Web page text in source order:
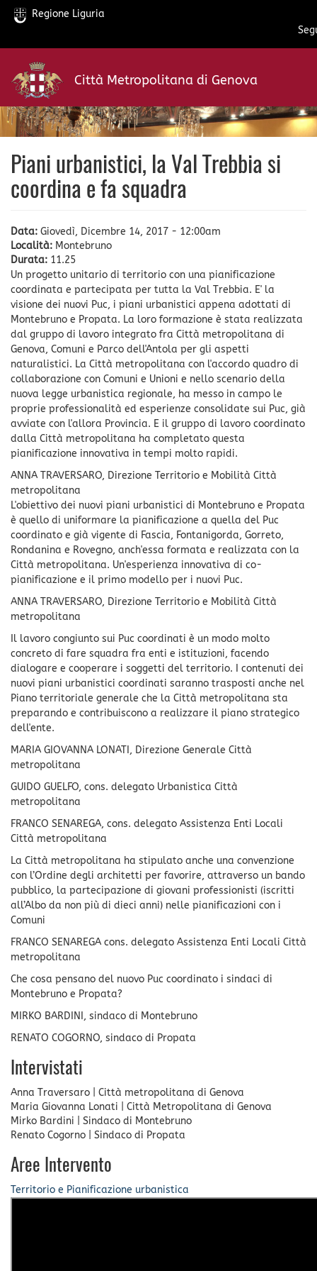
Salta
contenuto
principale
Regione Liguria
Città Metropolitana di Genova
Piani urbanistici, la Val Trebbia si
coordina e fa squadra
Data: Giovedì, Dicembre 14, 2017 - 12:00am
Località: Montebruno
Durata: 11.25
Un progetto unitario di territorio con una pianificazione
coordinata e partecipata per tutta la Val Trebbia. E' la
visione dei nuovi Puc, i piani urbanistici appena adottati di
Montebruno e Propata. La loro formazione è stata realizzata
dal gruppo di lavoro integrato fra Città metropolitana di
Genova, Comuni e Parco dell'Antola per gli aspetti
naturalistici. La Città metropolitana con l'accordo quadro di
collaborazione con Comuni e Unioni e nello scenario della
nuova legge urbanistica regionale, ha messo in campo le
proprie professionalità ed esperienze consolidate sui Puc, già
avviate con l'allora Provincia. E il gruppo di lavoro coordinato
dalla Città metropolitana ha completato questa
pianificazione innovativa in tempi molto rapidi.
ANNA TRAVERSARO, Direzione Territorio e Mobilità Città
metropolitana
L'obiettivo dei nuovi piani urbanistici di Montebruno e Propata
è quello di uniformare la pianificazione a quella del Puc
coordinato e già vigente di Fascia, Fontanigorda, Gorreto,
Rondanina e Rovegno, anch'essa formata e realizzata con la
Città metropolitana. Un'esperienza innovativa di co-
pianificazione e il primo modello per i nuovi Puc.
ANNA TRAVERSARO, Direzione Territorio e Mobilità Città
metropolitana
Il lavoro congiunto sui Puc coordinati è un modo molto
concreto di fare squadra fra enti e istituzioni, facendo
dialogare e cooperare i soggetti del territorio. I contenuti dei
nuovi piani urbanistici coordinati saranno trasposti anche nel
Piano territoriale generale che la Città metropolitana sta
preparando e contribuiscono a realizzare il piano strategico
dell'ente.
MARIA GIOVANNA LONATI, Direzione Generale Città
metropolitana
GUIDO GUELFO, cons. delegato Urbanistica Città
metropolitana
FRANCO SENAREGA, cons. delegato Assistenza Enti Locali
Città metropolitana
La Città metropolitana ha stipulato anche una convenzione
con l’Ordine degli architetti per favorire, attraverso un bando
pubblico, la partecipazione di giovani professionisti (iscritti
all’Albo da non più di dieci anni) nelle pianificazioni con i
Comuni
FRANCO SENAREGA cons. delegato Assistenza Enti Locali Città
metropolitana
Che cosa pensano del nuovo Puc coordinato i sindaci di
Montebruno e Propata?
MIRKO BARDINI, sindaco di Montebruno
RENATO COGORNO, sindaco di Propata
Intervistati
Anna Traversaro
Città metropolitana di Genova
Maria Giovanna Lonati
Città Metropolitana di Genova
Mirko Bardini
Sindaco di Montebruno
Renato Cogorno
Sindaco di Propata
Aree Intervento
Territorio e Pianificazione urbanistica